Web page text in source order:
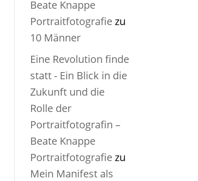
Beate Knappe
Portraitfotografiezu
10 Männer
Eine Revolution finde
statt - Ein Blick in die
Zukunft und die
Rolle der
Portraitfotografin –
Beate Knappe
Portraitfotografiezu
Mein Manifest als